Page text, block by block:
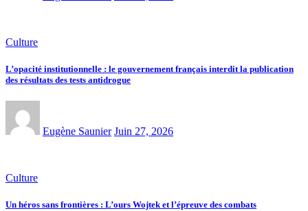
Culture
L’opacité institutionnelle : le gouvernement français interdit la publication
des résultats des tests antidrogue
Eugène Saunier Juin 27, 2026
Culture
Un héros sans frontières : L’ours Wojtek et l’épreuve des combats